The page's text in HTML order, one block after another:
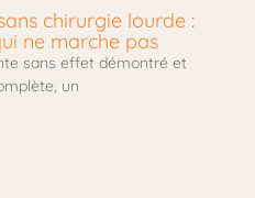
chirurgie lourde :
ne marche pas
sans effet démontré et
un